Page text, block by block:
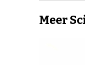
Meer